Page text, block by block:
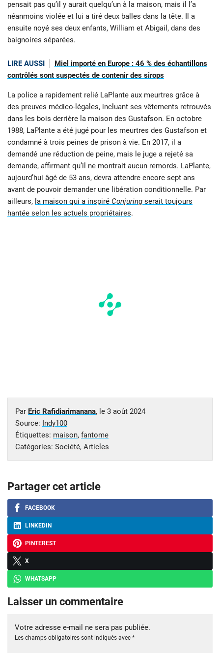
pensait pas qu’il y aurait quelqu’un à la maison, mais il l’a
néanmoins violée et lui a tiré deux balles dans la tête. Il a
ensuite noyé ses deux enfants, William et Abigail, dans des
baignoires séparées.
LIRE AUSSI
Miel importé en Europe : 46 % des échantillons
contrôlés sont suspectés de contenir des sirops
La police a rapidement relié LaPlante aux meurtres grâce à
des preuves médico-légales, incluant ses vêtements retrouvés
dans les bois derrière la maison des Gustafson. En octobre
1988, LaPlante a été jugé pour les meurtres des Gustafson et
condamné à trois peines de prison à vie. En 2017, il a
demandé une réduction de peine, mais le juge a rejeté sa
demande, affirmant qu’il ne montrait aucun remords. LaPlante,
aujourd’hui âgé de 53 ans, devra attendre encore sept ans
avant de pouvoir demander une libération conditionnelle. Par
ailleurs, la maison qui a inspiré Conjuring serait toujours
hantée selon les actuels propriétaires.
Par Eric Rafidiarimanana, le 3 août 2024
Source: Indy100
Étiquettes: maison, fantome
Catégories: Société, Articles
Partager cet article
FACEBOOK
LINKEDIN
PINTEREST
X
WHATSAPP
Laisser un commentaire
Votre adresse e-mail ne sera pas publiée.
Les champs obligatoires sont indiqués avec *